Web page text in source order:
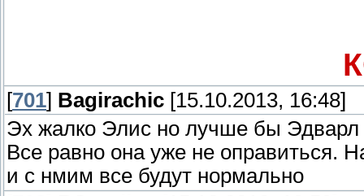
[701] Bagirachic [15.10.2013, 16:48]
Эх жалко Элис но лучше бы Эдварл
Все равно она уже не оправиться.
и с нмим все будут нормально